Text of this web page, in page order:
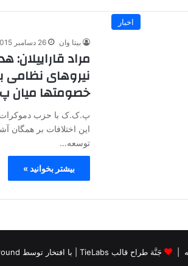
اخبار
بیتا وان 26 دسامبر 2015
مراد قاراییلان:
نیروهای نظامی
خصومتها میان
پ.ک.ک با حزب دموکرات
این اختلافات بر
توسعه…
بیشتر بخوانید »
جَنَّة طراح قالب TieLabs | با افتخار توسط